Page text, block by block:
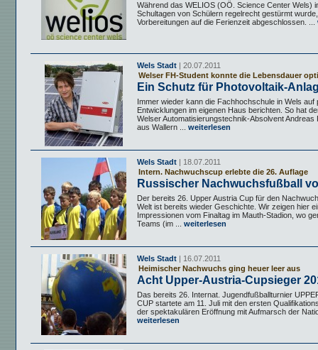
Während das WELIOS (OÖ. Science Center Wels)
Schultagen von Schülern regelrecht gestürmt
Vorbereitungen auf die Ferienzeit abgeschlossen. ...
Wels Stadt | 20.07.2011
Welser FH-Student konnte die Lebensdauer
Ein Schutz für Photovoltaik-
Immer wieder kann die Fachhochschule in Wels auf
Entwicklungen im eigenen Haus berichten. So hat
Welser Automatisierungstechnik-Absolvent Andreas
aus Wallern ...
weiterlesen
Wels Stadt | 18.07.2011
Intern. Nachwuchscup erlebte die 26. Auflage
Russischer Nachwuchsfußball
Der bereits 26. Upper Austria Cup für den
Welt ist bereits wieder Geschichte. Wir zeigen hier
Impressionen vom Finaltag im Mauth-Stadion, wo
Teams (im ...
weiterlesen
Wels Stadt | 16.07.2011
Heimischer Nachwuchs ging heuer leer aus
Acht Upper-Austria-Cupsieger
Das bereits 26. Internat. Jugendfußballturnier
CUP startete am 11. Juli mit den ersten
der spektakulären Eröffnung mit Aufmarsch der
weiterlesen